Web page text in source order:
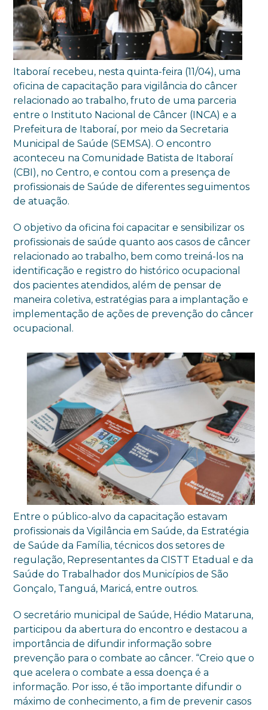
Itaboraí recebeu, nesta quinta-feira (11/04), uma
oficina de capacitação para vigilância do câncer
relacionado ao trabalho, fruto de uma parceria
entre o Instituto Nacional de Câncer (INCA) e a
Prefeitura de Itaboraí, por meio da Secretaria
Municipal de Saúde (SEMSA). O encontro
aconteceu na Comunidade Batista de Itaboraí
(CBI), no Centro, e contou com a presença de
profissionais de Saúde de diferentes seguimentos
de atuação.
O objetivo da oficina foi capacitar e sensibilizar os
profissionais de saúde quanto aos casos de câncer
relacionado ao trabalho, bem como treiná-los na
identificação e registro do histórico ocupacional
dos pacientes atendidos, além de pensar de
maneira coletiva, estratégias para a implantação e
implementação de ações de prevenção do câncer
ocupacional.
Entre o público-alvo da capacitação estavam
profissionais da Vigilância em Saúde, da Estratégia
de Saúde da Família, técnicos dos setores de
regulação, Representantes da CISTT Etadual e da
Saúde do Trabalhador dos Municípios de São
Gonçalo, Tanguá, Maricá, entre outros.
O secretário municipal de Saúde, Hédio Mataruna,
participou da abertura do encontro e destacou a
importância de difundir informação sobre
prevenção para o combate ao câncer. “Creio que o
que acelera o combate a essa doença é a
informação. Por isso, é tão importante difundir o
máximo de conhecimento, a fim de prevenir casos